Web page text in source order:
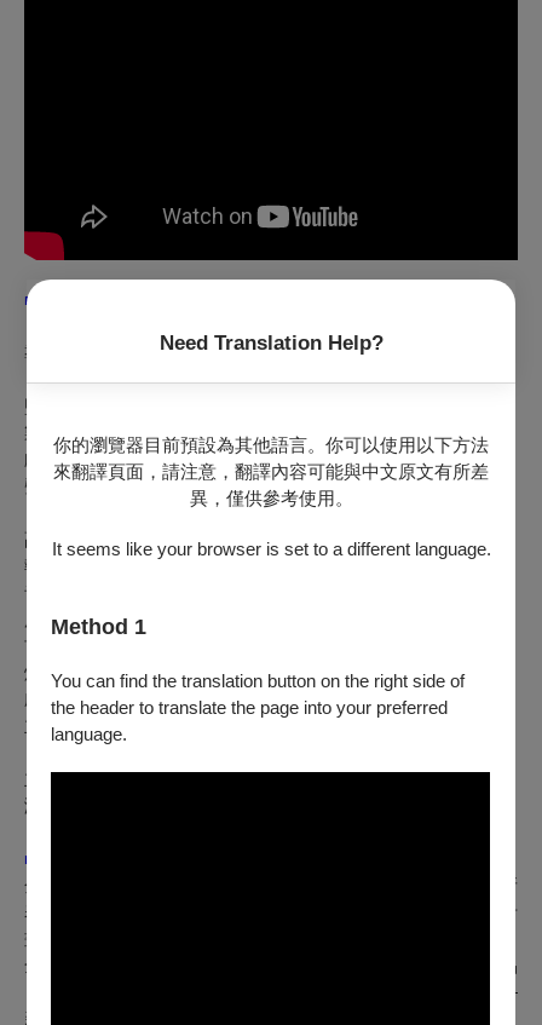
Need Translation Help?
你的瀏覽器目前預設為其他語言。你可以使用以下方法
來翻譯頁面，請注意，翻譯內容可能與中文原文有所差
異，僅供參考使用。
It seems like your browser is set to a different language.
Method 1
You can find the translation button on the right side of
the header to translate the page into your preferred
language.
■
導演、編劇、演出：施冬麟
監製：王榮裕
製作人：游蕙芬
戲劇顧問：宋厚寬
聲腔身段指導：黃宇琳
副導演：曾鏵萱
執行設計：劉彥廷
音樂設計：余奐甫
服裝設計：楊妤德
首演版服裝設計：邱娉勻
燈光設計：劉彥廷
劇照攝影：陳少維
主視覺及文宣設計：Atelier.63
主辦．演出：金枝演社
演出贊助：國藝會、臺北市政府文化局
■
金枝演社導演、首席演員。國立臺北藝術大學劇場藝術研究所
表演碩士。亞洲文化協會（ACC）、雲門基金會「流浪者計
畫」受獎藝術家。電影《阿罩霧風雲》戲劇指導。
全才劇場演員，無論任何角色皆能掌握自如。演出代表作品
《西來庵》「《浮浪貢開花》系列」《雨中戲臺》《整人王—
新編邱罔舍》《伊底帕斯王》《祭特洛伊》等。